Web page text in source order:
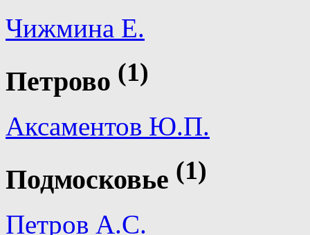
Чижмина Е.
Петрово (1)
Аксаментов Ю.П.
Подмосковье (1)
Петров А.С.